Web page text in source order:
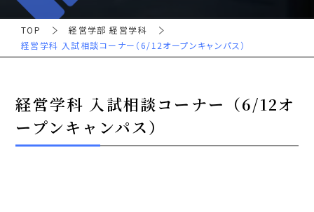
TOP
経営学部 経営学科
経営学科 入試相談コーナー（6/12オープンキャンパス）
経営学科 入試相談コーナー（6/12オ
ープンキャンパス）